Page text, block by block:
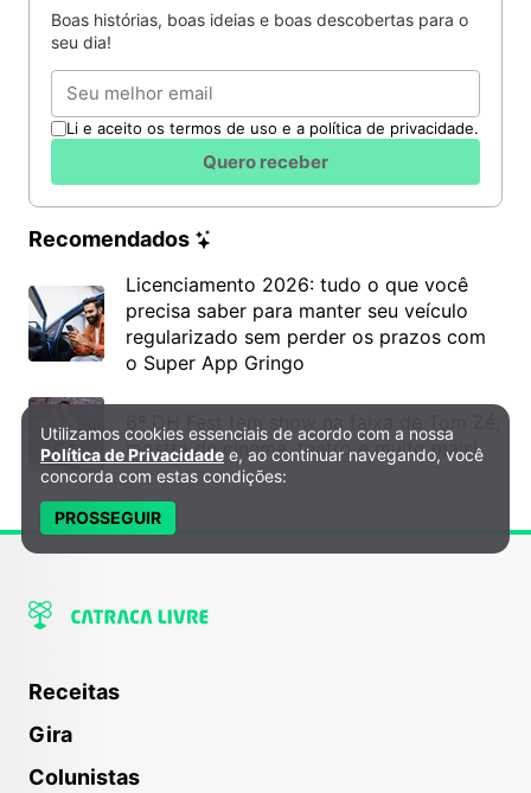
Boas histórias, boas ideias e boas descobertas para o
seu dia!
Email
Li e aceito os termos de uso e a política de privacidade.
Quero receber
Recomendados
Licenciamento 2026: tudo o que você
precisa saber para manter seu veículo
regularizado sem perder os prazos com
o Super App Gringo
6º DH Fest tem show na faixa de Tom Zé,
mostra de cinema, teatro e muito mais!
Receitas
Gira
Colunistas
Política de Privacidade e Cookies
Utilizamos cookies essenciais de acordo com a nossa
Política de Privacidade e, ao continuar navegando, você
concorda com estas condições:
PROSSEGUIR